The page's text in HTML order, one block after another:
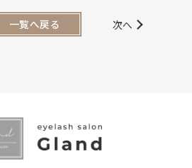
次へ
一覧へ戻る